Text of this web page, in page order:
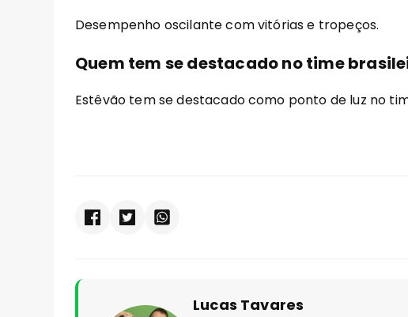
Desempenho oscilante com vitórias e tropeços.
Quem tem se destacado no time
Estêvão tem se destacado como ponto de luz no
Lucas Tavares